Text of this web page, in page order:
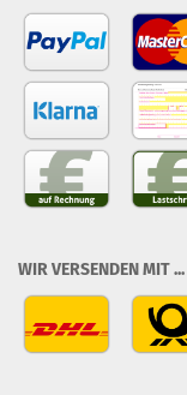
WIR VERSENDEN MIT ...